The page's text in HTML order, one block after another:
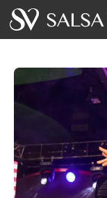
Eventos
Artículos
Videos